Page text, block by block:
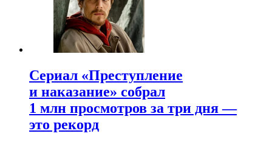
Сериал «Преступление
и наказание» собрал
1 млн просмотров за три дня —
это рекорд